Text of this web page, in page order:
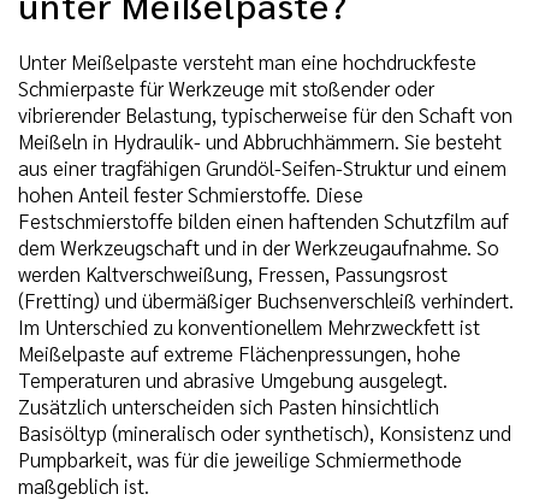
Unter Meißelpaste versteht man eine hochdruckfeste
Schmierpaste für Werkzeuge mit stoßender oder
vibrierender Belastung, typischerweise für den Schaft von
Meißeln in Hydraulik- und Abbruchhämmern. Sie besteht
aus einer tragfähigen Grundöl-Seifen-Struktur und einem
hohen Anteil fester Schmierstoffe. Diese
Festschmierstoffe bilden einen haftenden Schutzfilm auf
dem Werkzeugschaft und in der Werkzeugaufnahme. So
werden Kaltverschweißung, Fressen, Passungsrost
(Fretting) und übermäßiger Buchsenverschleiß verhindert.
Im Unterschied zu konventionellem Mehrzweckfett ist
Meißelpaste auf extreme Flächenpressungen, hohe
Temperaturen und abrasive Umgebung ausgelegt.
Zusätzlich unterscheiden sich Pasten hinsichtlich
Basisöltyp (mineralisch oder synthetisch), Konsistenz und
Pumpbarkeit, was für die jeweilige Schmiermethode
maßgeblich ist.